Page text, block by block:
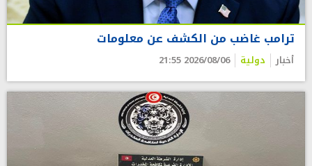
ترامب غاضب من الكشف عن معلومات
أخبار دولية 2026/08/06 21:55